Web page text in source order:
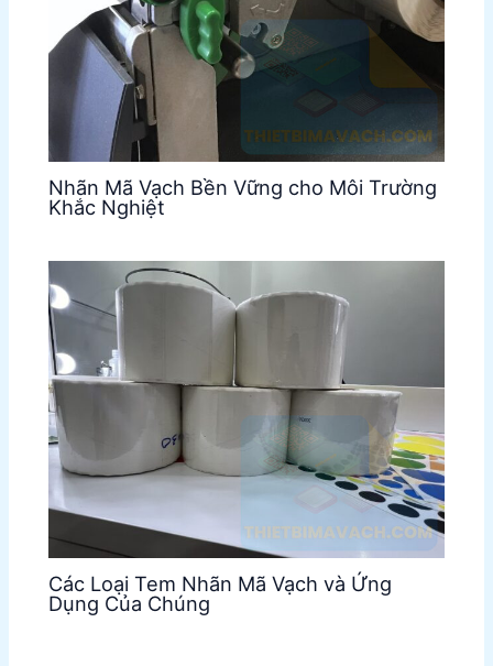
Nhãn Mã Vạch Bền Vững cho Môi Trường
Khắc Nghiệt
Các Loại Tem Nhãn Mã Vạch và Ứng
Dụng Của Chúng